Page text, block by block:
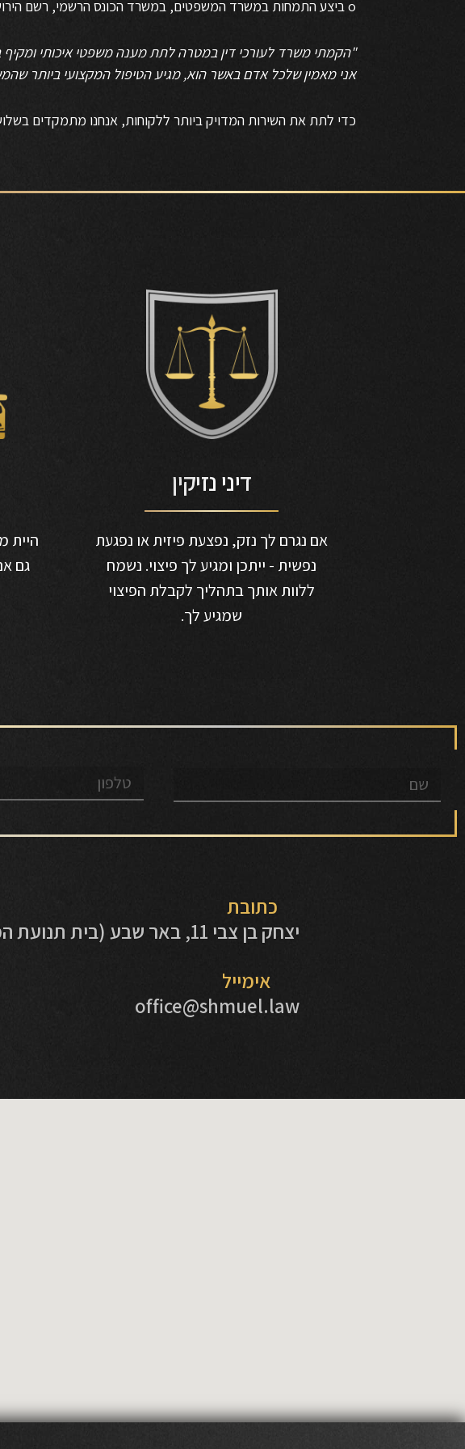
o ביצע התמחות במשרד המשפטים, במשרד הכונס הרשמי, רשם הירושות והאפוטרופוס הכללי.
"הקמתי משרד לעורכי דין במטרה לתת מענה משפטי איכותי
אני מאמיןשלכל אדם באשר הוא, מגיע הטיפול המקצועי ביותר
כדי לתת את השירות המדויק ביותר ללקוחות, אנחנו מתמקדים
דיני נזיקין
אם נגרם לך נזק, נפצעת פיזית או נפגעת
נפשית - ייתכן ומגיע לך פיצוי. נשמח
ללוות אותך בתהליך לקבלת הפיצוי
שמגיע לך.
היית
גם
כתובת
יצחק בן צבי 11, באר שבע (בית תנועת המושבים) קומה 2
אימייל
office@shmuel.law